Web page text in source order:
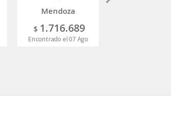
Mendoza
$ 1.716.689
Encontrado el 07 Ago